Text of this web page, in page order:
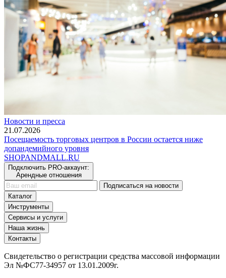
Новости и пресса
21.07.2026
Посещаемость торговых центров в России остается ниже
допандемийного уровня
SHOPANDMALL.RU
Подключить PRO-аккаунт:
Арендные отношения
Подписаться на новости
Каталог
Инструменты
Сервисы и услуги
Наша жизнь
Контакты
Свидетельство о регистрации средства массовой информации
Эл №ФС77-34957 от 13.01.2009г.